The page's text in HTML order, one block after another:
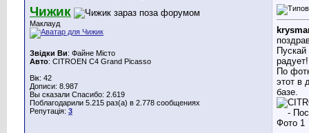
Чижик
Маклауд
Звідки Ви: Файне Місто
Авто: CITROEN C4 Grand Picasso
Вік: 42
Дописи: 8.987
Вы сказали Спасибо: 2.619
Поблагодарили 5.215 раз(а) в 2.778 сообщениях
Репутація: 3
Пускай
радует!
По
этот в
базе.